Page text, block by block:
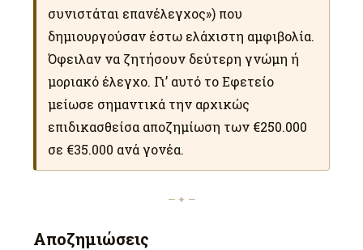
συνιστάται επανέλεγχος») που
δημιουργούσαν έστω ελάχιστη αμφιβολία.
Όφειλαν να ζητήσουν δεύτερη γνώμη ή
μοριακό έλεγχο. Γι’ αυτό το Εφετείο
μείωσε σημαντικά την αρχικώς
επιδικασθείσα αποζημίωση των €250.000
σε €35.000 ανά γονέα.
— ✦ —
Αποζημιώσεις